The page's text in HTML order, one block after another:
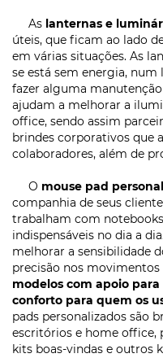
As lanternas e
úteis, que ficam ao lado
em várias situações. As
se está sem energia,
fazer alguma
ajudam a melhorar a
office, sendo assim
brindes corporativos que
colaboradores, além de
O mouse pad
companhia de seus
trabalham com
indispensáveis no dia a
melhorar a sensibilidade
precisão nos movimentos
modelos com apoio para
conforto para quem os
pads personalizados são
escritórios e home office,
kits boas-vindas e outros